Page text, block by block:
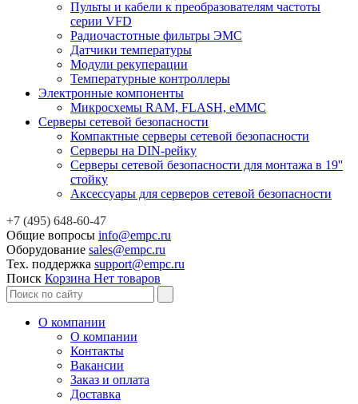
Пульты и кабели к преобразователям частоты
серии VFD
Радиочастотные фильтры ЭМС
Датчики температуры
Модули рекуперации
Температурные контроллеры
Электронные компоненты
Микросхемы RAM, FLASH, eMMC
Серверы сетевой безопасности
Компактные серверы сетевой безопасности
Серверы на DIN-рейку
Серверы сетевой безопасности для монтажа в 19''
стойку
Аксессуары для серверов сетевой безопасности
+7 (495) 648-60-47
Общие вопросы info@empc.ru
Оборудование sales@empc.ru
Тех. поддержка support@empc.ru
Поиск Корзина Нет товаров
О компании
О компании
Контакты
Вакансии
Заказ и оплата
Доставка